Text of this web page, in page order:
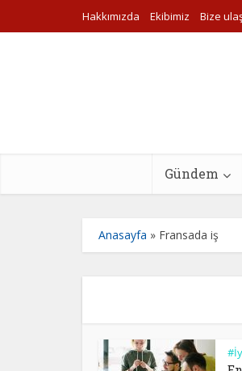
Hakkımızda Ekibimiz Bize
Gündem
Anasayfa » Fransada iş